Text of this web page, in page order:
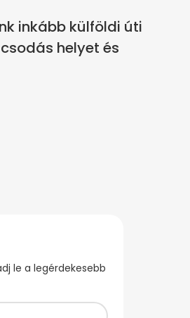
inkább külföldi úti
helyet és
le a legérdekesebb